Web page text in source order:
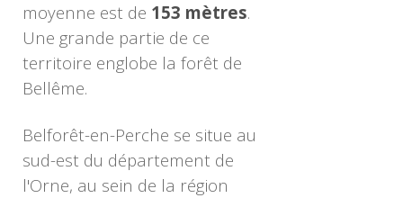
moyenne est de 153 mètres.
Une grande partie de ce
territoire englobe la forêt de
Bellême.
Belforêt-en-Perche se situe au
sud-est du département de
l'Orne, au sein de la région